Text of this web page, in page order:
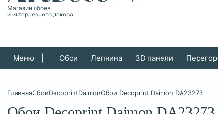
Магазин обоев
и интерьерного декора
Меню Обои Лепнина 3D панели
ГлавнаяОбоиDecoprintDaimonОбои Decoprint Daimon DA23273